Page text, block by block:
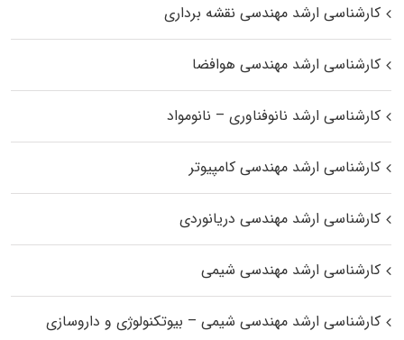
کارشناسی ارشد مهندسی نقشه برداری
کارشناسی ارشد مهندسی هوافضا
کارشناسی ارشد نانوفناوری – نانومواد
کارشناسی ارشد مهندسی کامپیوتر
کارشناسی ارشد مهندسی دریانوردی
کارشناسی ارشد مهندسی شیمی
کارشناسی ارشد مهندسی شیمی – بیوتکنولوژی و داروسازی